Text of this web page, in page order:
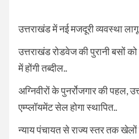
उत्तराखंड में नई मजदूरी व्यवस्था
उत्तराखंड रोडवेज की पुरानी बसों
में होंगी तब्दील..
अग्निवीरों के पुनर्रोजगार की पहल,
एम्प्लॉयमेंट सेल होगा स्थापित..
न्याय पंचायत से राज्य स्तर तक खेलों